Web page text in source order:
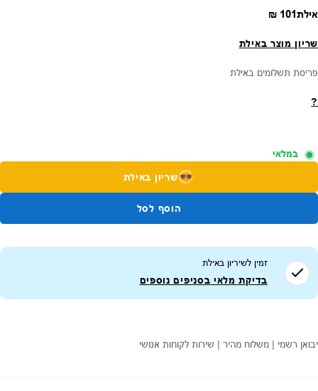
אילתמחיר רגיל
101 ₪
שריון מוצר באילת
פריסת תשלומים באילת
?
במלאי
שריון באילת
הוסף לסל
זמין לשיריון באילת
בדיקת מלאי בסניפים נוספים
יבואן רשמי | משלוח מהיר | שירות לקוחות אנושי